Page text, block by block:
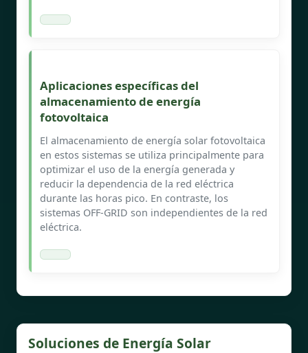
Aplicaciones específicas del
almacenamiento de energía
fotovoltaica
El almacenamiento de energía solar fotovoltaica
en estos sistemas se utiliza principalmente para
optimizar el uso de la energía generada y
reducir la dependencia de la red eléctrica
durante las horas pico. En contraste, los
sistemas OFF-GRID son independientes de la red
eléctrica.
Soluciones de Energía Solar